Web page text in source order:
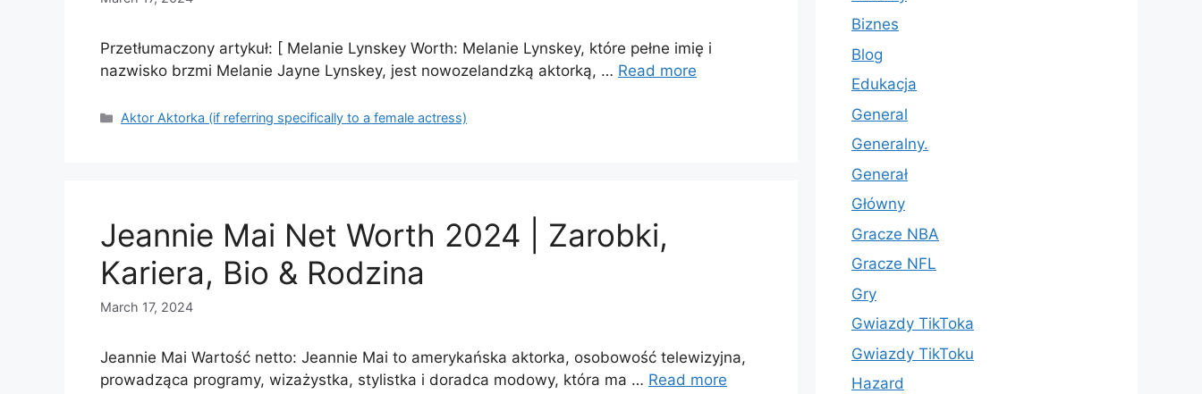
Przetłumaczony artykuł: [ Melanie Lynskey Worth: Melanie Lynskey, które pełne imię i
nazwisko brzmi Melanie Jayne Lynskey, jest nowozelandzką aktorką, … Read more
Categories
Aktor Aktorka (if referring specifically to a female actress)
Jeannie Mai Net Worth 2024 | Zarobki,
Kariera, Bio & Rodzina
March 17, 2024
Jeannie Mai Wartość netto: Jeannie Mai to amerykańska aktorka, osobowość telewizyjna,
prowadząca programy, wizażystka, stylistka i doradca modowy, która ma … Read more
Biznes
Blog
Edukacja
General
Generalny.
Generał
Główny
Gracze NBA
Gracze NFL
Gry
Gwiazdy TikToka
Gwiazdy TikToku
Hazard